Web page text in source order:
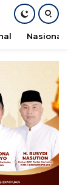
Nasional